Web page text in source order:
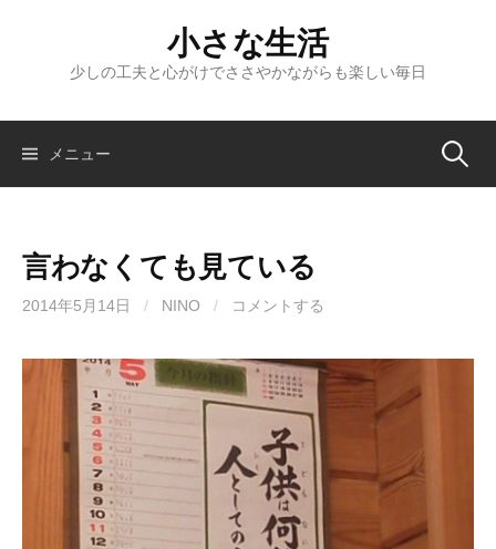
ツ
小さな生活
少しの工夫と心がけでささやかながらも楽しい毎日
メニュー 検
言わなくても見ている
2014年5月14日 / NINO / コメントする